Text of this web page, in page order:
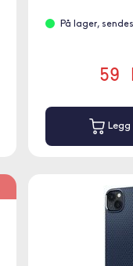
På lager,
59
Legg